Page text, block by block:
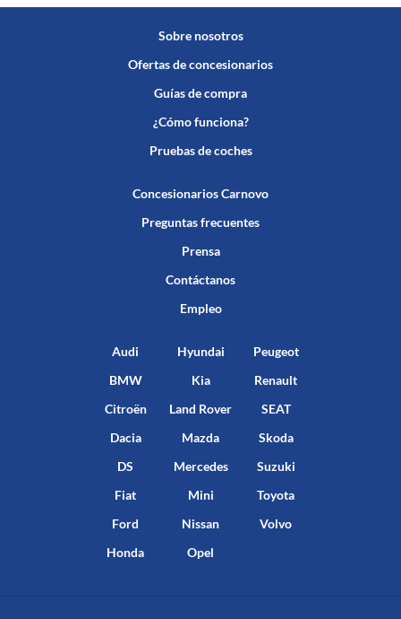
Sobre nosotros
Ofertas de concesionarios
Guías de compra
¿Cómo funciona?
Pruebas de coches
Concesionarios Carnovo
Preguntas frecuentes
Prensa
Contáctanos
Empleo
Audi
BMW
Citroën
Dacia
DS
Fiat
Ford
Honda
Hyundai
Kia
Land Rover
Mazda
Mercedes
Mini
Nissan
Opel
Peugeot
Renault
SEAT
Skoda
Suzuki
Toyota
Volvo